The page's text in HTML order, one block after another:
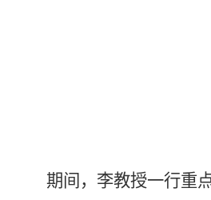
期间，李教授一行重